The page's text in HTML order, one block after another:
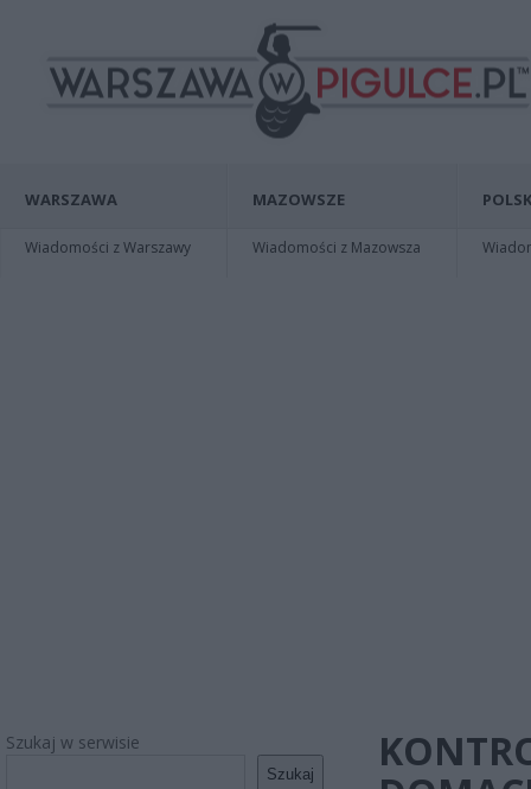
WARSZAWA
Wiadomości z Warszawy
MAZOWSZE
Wiadomości z Mazowsza
Szukaj w serwisie
Szukaj